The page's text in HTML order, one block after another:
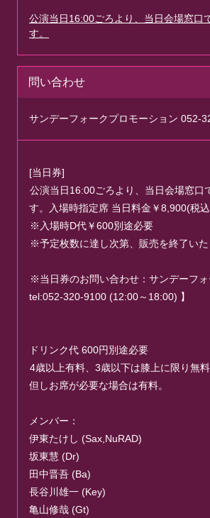
公演当日16:00ごろより、当日会場窓口
す。
問い合わせ
サンデーフォークプロモーション 052-
[当日券]
公演当日16:00ごろより、当日会場窓口
す。入場時指定席 当日料金￥8,900(税
※入場時D代￥600別途必要
※予定枚数に達し次第、販売を終了いた
※当日券のお問い合わせ：サンデーフォ
tel:052-320-9100 (12:00～18:00) 】
ドリンク代 600円別途必要
4歳以上有料、3歳以下は膝上に限り無料
但しお席が必要な場合は有料。
メンバー：
伊東たけし (Sax,NuRAD)
坂東慧 (Dr)
田中晋吾 (Ba)
長谷川雄一 (Key)
亀山修哉 (Gt)